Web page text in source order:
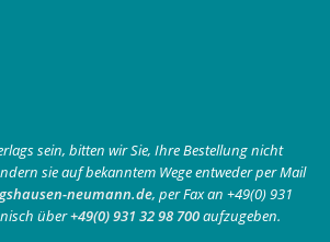
sein, bitten wir Sie, Ihre Bestellung nicht
sie auf bekanntem Wege entweder per Mail
neumann.de, per Fax an +49(0) 931
über+49(0) 931 32 98 700aufzugeben.